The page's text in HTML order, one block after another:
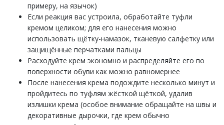
примеру, на язычок)
Если реакция вас устроила, обработайте туфли
кремом целиком; для его нанесения можно
использовать щётку-намазок, тканевую салфетку или
защищённые перчатками пальцы
Расходуйте крем экономно и распределяйте его по
поверхности обуви как можно равномернее
После нанесения крема подождите несколько минут и
пройдитесь по туфлям жёсткой щёткой, удалив
излишки крема (особое внимание обращайте на швы и
декоративные дырочки, где крем обычно